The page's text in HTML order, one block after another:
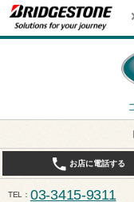
お店に電話する
TEL 03-3415-9311